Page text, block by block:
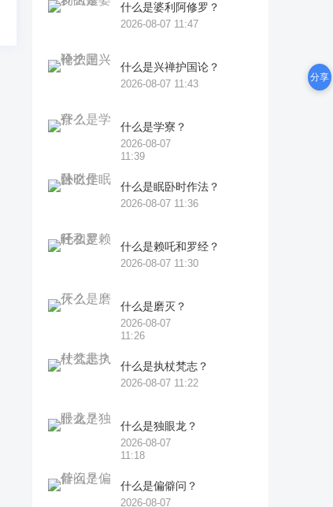
什么是婆利阿修罗？
2026-08-07 11:47
什么是兴禅护国论？
2026-08-07 11:43
什么是学寮？
2026-08-07
11:39
什么是眠卧时作法？
2026-08-07 11:36
什么是赖吒和罗经？
2026-08-07 11:30
什么是磨灭？
2026-08-07
11:26
什么是执杖梵志？
2026-08-07 11:22
什么是独眼龙？
2026-08-07
11:18
什么是偏僻问？
2026-08-07
分享